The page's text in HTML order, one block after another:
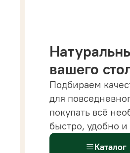
вашего
Подбираем
для
покупать всё
быстро, удобно и
Каталог
вы найдете все
сыров,
питания.Всёдля
доступнов одном